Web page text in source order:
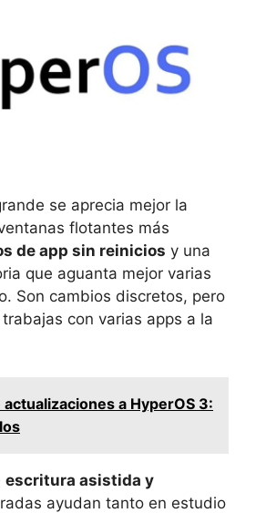
se aprecia mejor la
flotantes más
de app sin reinicios y una
que aguanta mejor varias
Son cambios discretos, pero
con varias apps a la
a HyperOS 3:
escritura asistida y
ayudan tanto en estudio